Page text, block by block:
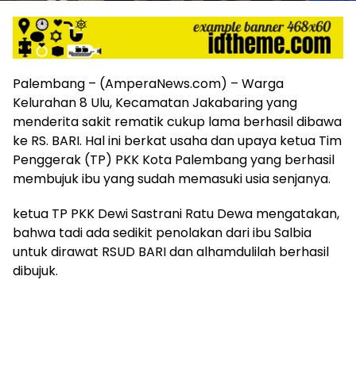
desain
Koran
dan
siber
lebih
eksklusif,
bergaya
trendi,
mengandung
edukasi,
gaya
hidup,
hiburan,
bebas
Palembang – (AmperaNews.com) – Warga
Kelurahan 8 Ulu, Kecamatan Jakabaring yang
menderita sakit rematik cukup lama berhasil dibawa
ke RS. BARI. Hal ini berkat usaha dan upaya ketua Tim
Penggerak (TP) PKK Kota Palembang yang berhasil
membujuk ibu yang sudah memasuki usia senjanya.
ketua TP PKK Dewi Sastrani Ratu Dewa mengatakan,
bahwa tadi ada sedikit penolakan dari ibu Salbia
untuk dirawat RSUD BARI dan alhamdulilah berhasil
dibujuk.